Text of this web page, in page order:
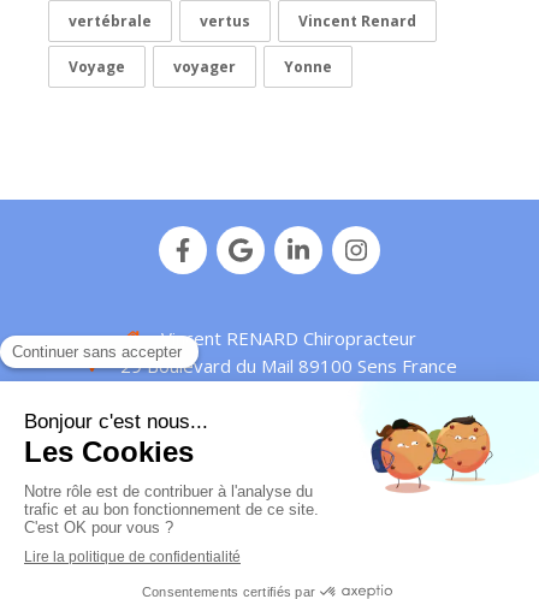
vertébrale vertus Vincent Renard
Voyage voyager Yonne
Vincent RENARD Chiropracteur
29 Boulevard du Mail 89100 Sens France
Mentions légales
© Vincent Renard - 2016 -